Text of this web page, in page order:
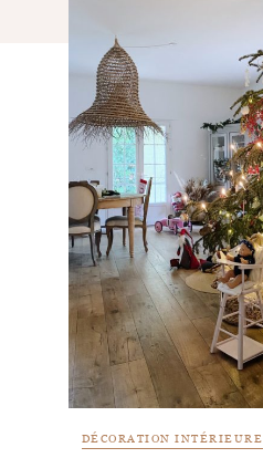
DÉCORATION INTÉRIEURE